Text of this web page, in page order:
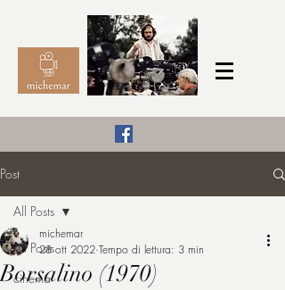
michemar
Post
All Posts
cinema
All Posts
Borsalino (1970)
michemar
28 ott 2022 Tempo di lettura: 3 min